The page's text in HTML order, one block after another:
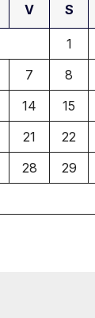
V S
1
7 8
14 15
21 22
28 29